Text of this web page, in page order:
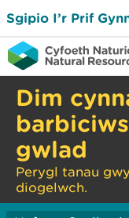
Sgipio I’r Prif
Dim
gwlad
Perygl tanau
diogelwch.